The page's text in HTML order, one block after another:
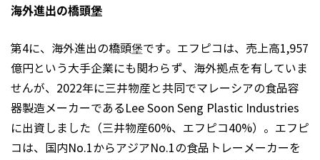
海外進出の橋頭堡
第4に、海外進出の橋頭堡です。エフピコは、売上高1,957
億円という大手企業にも関わらず、海外拠点を有していま
せんが、2022年に三井物産と共同でマレーシアの食品容
器製造メーカーであるLee Soon Seng Plastic Industries
に出資しました（三井物産60%、エフピコ40%）。エフピ
コは、国内No.1からアジアNo.1の食品トレーメーカーを